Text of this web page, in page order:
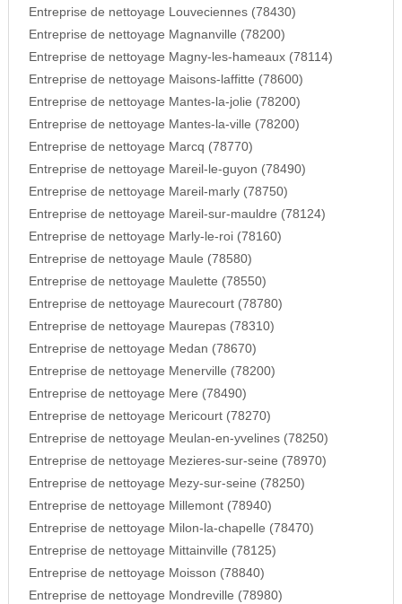
Entreprise de nettoyage Louveciennes (78430)
Entreprise de nettoyage Magnanville (78200)
Entreprise de nettoyage Magny-les-hameaux (78114)
Entreprise de nettoyage Maisons-laffitte (78600)
Entreprise de nettoyage Mantes-la-jolie (78200)
Entreprise de nettoyage Mantes-la-ville (78200)
Entreprise de nettoyage Marcq (78770)
Entreprise de nettoyage Mareil-le-guyon (78490)
Entreprise de nettoyage Mareil-marly (78750)
Entreprise de nettoyage Mareil-sur-mauldre (78124)
Entreprise de nettoyage Marly-le-roi (78160)
Entreprise de nettoyage Maule (78580)
Entreprise de nettoyage Maulette (78550)
Entreprise de nettoyage Maurecourt (78780)
Entreprise de nettoyage Maurepas (78310)
Entreprise de nettoyage Medan (78670)
Entreprise de nettoyage Menerville (78200)
Entreprise de nettoyage Mere (78490)
Entreprise de nettoyage Mericourt (78270)
Entreprise de nettoyage Meulan-en-yvelines (78250)
Entreprise de nettoyage Mezieres-sur-seine (78970)
Entreprise de nettoyage Mezy-sur-seine (78250)
Entreprise de nettoyage Millemont (78940)
Entreprise de nettoyage Milon-la-chapelle (78470)
Entreprise de nettoyage Mittainville (78125)
Entreprise de nettoyage Moisson (78840)
Entreprise de nettoyage Mondreville (78980)